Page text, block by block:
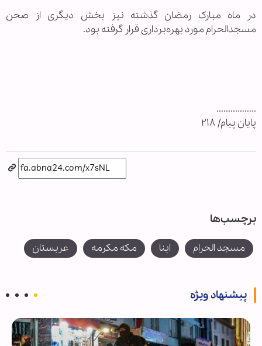
در ماه مبارک رمضان گذشته نیز بخش دیگری از صحن
مسجدالحرام مورد بهره‌برداری قرار گرفته بود.
.................
پایان پیام/ ۲۱۸
برچسب‌ها
مسجد الحرام ابنا مکه مکرمه عربستان
پیشنهاد ویژه